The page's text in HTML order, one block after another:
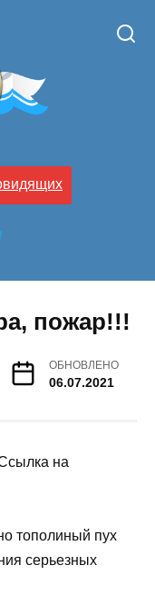
пожар!!!
ОБНОВЛЕНО
06.07.2021
на
тополиный пух
серьезных